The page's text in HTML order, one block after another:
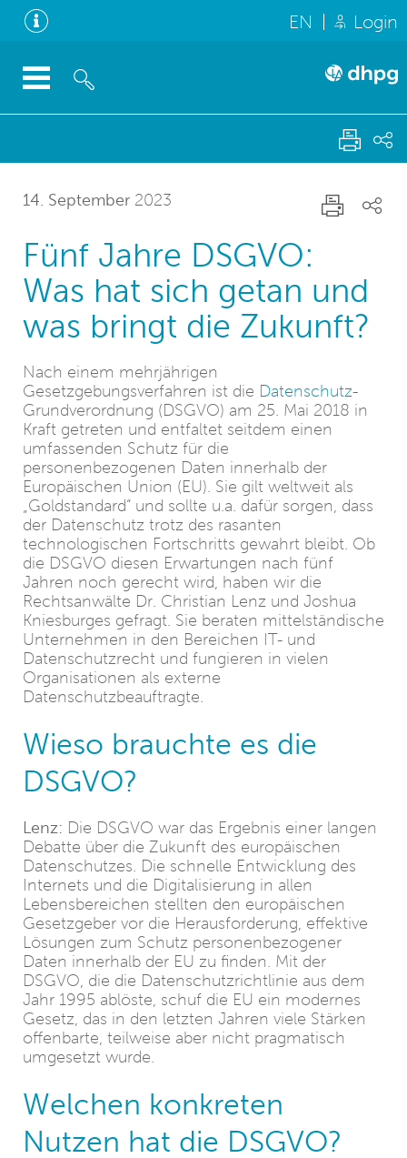
EN Login
14. September 2023
Fünf Jahre DSGVO:
Was hat sich getan und
was bringt die Zukunft?
Nach einem mehrjährigen
Gesetzgebungsverfahren ist die Datenschutz-
Grundverordnung (DSGVO) am 25. Mai 2018 in
Kraft getreten und entfaltet seitdem einen
umfassenden Schutz für die
personenbezogenen Daten innerhalb der
Europäischen Union (EU). Sie gilt weltweit als
„Goldstandard“ und sollte u.a. dafür sorgen, dass
der Datenschutz trotz des rasanten
technologischen Fortschritts gewahrt bleibt. Ob
die DSGVO diesen Erwartungen nach fünf
Jahren noch gerecht wird, haben wir die
Rechtsanwälte Dr. Christian Lenz und Joshua
Kniesburges gefragt. Sie beraten mittelständische
Unternehmen in den Bereichen IT- und
Datenschutzrecht und fungieren in vielen
Organisationen als externe
Datenschutzbeauftragte.
Wieso brauchte es die
DSGVO?
Lenz: Die DSGVO war das Ergebnis einer langen
Debatte über die Zukunft des europäischen
Datenschutzes. Die schnelle Entwicklung des
Internets und die Digitalisierung in allen
Lebensbereichen stellten den europäischen
Gesetzgeber vor die Herausforderung, effektive
Lösungen zum Schutz personenbezogener
Daten innerhalb der EU zu finden. Mit der
DSGVO, die die Datenschutzrichtlinie aus dem
Jahr 1995 ablöste, schuf die EU ein modernes
Gesetz, das in den letzten Jahren viele Stärken
offenbarte, teilweise aber nicht pragmatisch
umgesetzt wurde.
Welchen konkreten
Nutzen hat die DSGVO?